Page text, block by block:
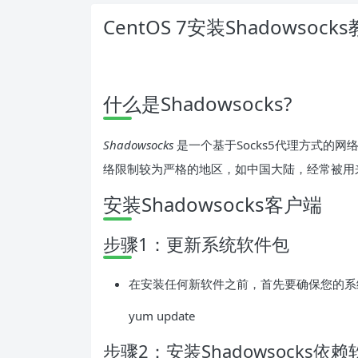
CentOS 7安装Shadowsocks
什么是Shadowsocks?
Shadowsocks 是一个基于Socks5代理方式的网
络限制较为严格的地区，如中国大陆，经常被
安装Shadowsocks客户端
步骤1：更新系统软件包
在安装任何新软件之前，首先要确保您的
yum update
步骤2：安装Shadowsocks依赖